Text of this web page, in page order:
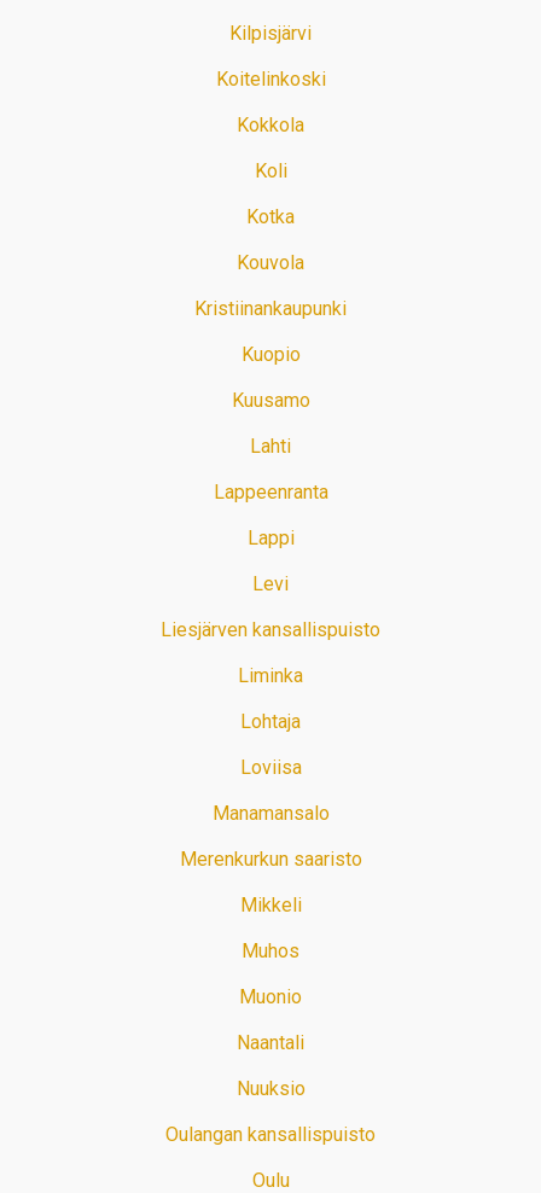
Kilpisjärvi
Koitelinkoski
Kokkola
Koli
Kotka
Kouvola
Kristiinankaupunki
Kuopio
Kuusamo
Lahti
Lappeenranta
Lappi
Levi
Liesjärven kansallispuisto
Liminka
Lohtaja
Loviisa
Manamansalo
Merenkurkun saaristo
Mikkeli
Muhos
Muonio
Naantali
Nuuksio
Oulangan kansallispuisto
Oulu